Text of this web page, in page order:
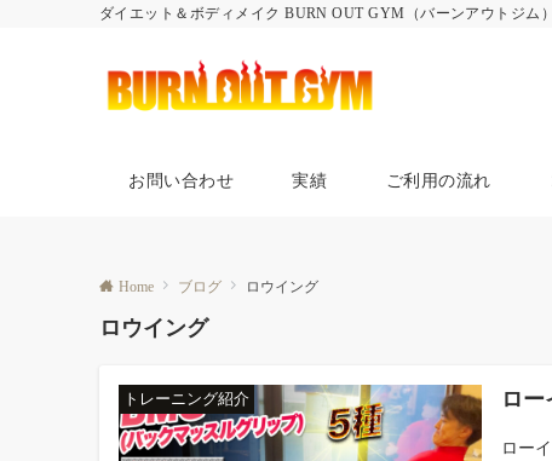
ダイエット＆ボディメイク BURN OUT GYM（バーンアウトジム）
お問い合わせ 実績 ご利用の流れ
Home ブログ ロウイング
ロウイング
トレーニング紹介 ロ
ロー